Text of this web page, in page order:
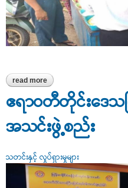
read more about စားသုံးသူကာကွယ်
အား ဈေးကွက်စောင့်ကြည့်
ဧရာဝတီတိုင်းဒေသက
အသင်းဖွဲ့စည်း
သတင်းနှင့် လှုပ်ရှားမှုများ